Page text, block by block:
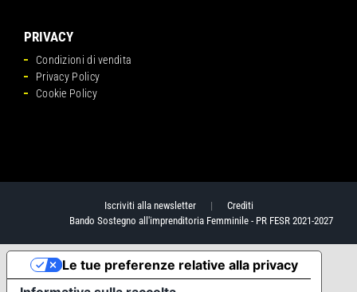
PRIVACY
Condizioni di vendita
Privacy Policy
Cookie Policy
Iscriviti alla newsletter| Crediti
Bando Sostegno all'imprenditoria Femminile - PR FESR 2021-2027
Le tue preferenze relative alla privacy